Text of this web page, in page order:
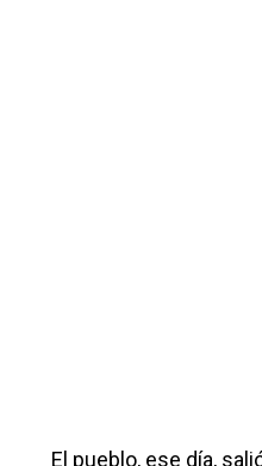
El pueblo, ese día,